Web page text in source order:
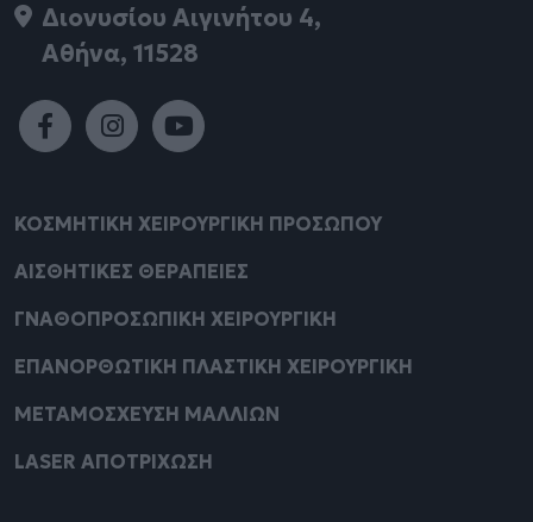
Διονυσίου Αιγινήτου 4,
Αθήνα, 11528
ΚΟΣΜΗΤΙΚΗ ΧΕΙΡΟΥΡΓΙΚΗ ΠΡΟΣΩΠΟΥ
ΑΙΣΘΗΤΙΚΕΣ ΘΕΡΑΠΕΙΕΣ
ΓΝΑΘΟΠΡΟΣΩΠΙΚΗ ΧΕΙΡΟΥΡΓΙΚΗ
ΕΠΑΝΟΡΘΩΤΙΚΗ ΠΛΑΣΤΙΚΗ ΧΕΙΡΟΥΡΓΙΚΗ
ΜΕΤΑΜΟΣΧΕΥΣΗ ΜΑΛΛΙΩΝ
LASER ΑΠΟΤΡΙΧΩΣΗ